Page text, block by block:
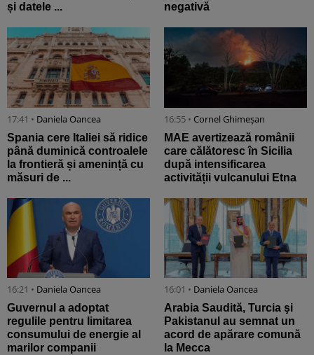
și datele ...
negativă
17:41 • Daniela Oancea
Spania cere Italiei să ridice
până duminică controalele
la frontieră și amenință cu
măsuri de ...
16:55 • Cornel Ghimeșan
MAE avertizează românii
care călătoresc în Sicilia
după intensificarea
activității vulcanului Etna
16:21 • Daniela Oancea
Guvernul a adoptat
regulile pentru limitarea
consumului de energie al
marilor companii
16:01 • Daniela Oancea
Arabia Saudită, Turcia şi
Pakistanul au semnat un
acord de apărare comună
la Mecca